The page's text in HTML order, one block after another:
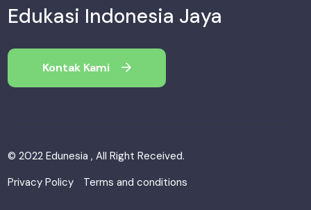
Edukasi Indonesia Jaya
Kontak Kami
© 2022 Edunesia , All Right Received.
Privacy Policy
Terms and conditions